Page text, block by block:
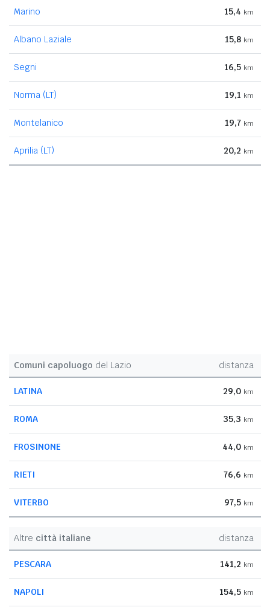
Marino 15,4 km
Albano Laziale 15,8 km
Segni 16,5 km
Norma (LT) 19,1 km
Montelanico 19,7 km
Aprilia (LT) 20,2 km
Comuni capoluogo del Lazio distanza
LATINA 29,0 km
ROMA 35,3 km
FROSINONE 44,0 km
RIETI 76,6 km
VITERBO 97,5 km
Altre città italiane distanza
PESCARA 141,2 km
NAPOLI 154,5 km